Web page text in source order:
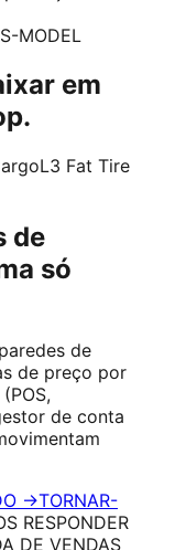
MODEL
em
L3 Fat Tire
de
só
de
de preço por
de conta
→TORNAR-
RESPONDER
DE VENDAS